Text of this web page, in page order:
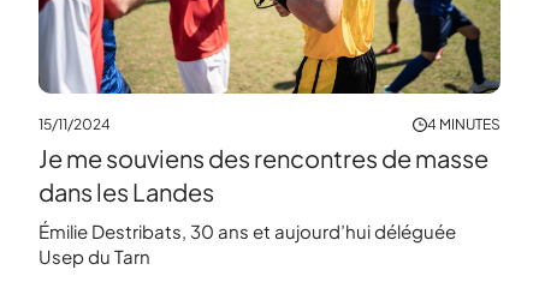
15/11/2024 4 MINUTES
Je me souviens des rencontres de masse
dans les Landes
​Émilie Destribats, 30 ans et aujourd’hui déléguée
Usep du Tarn